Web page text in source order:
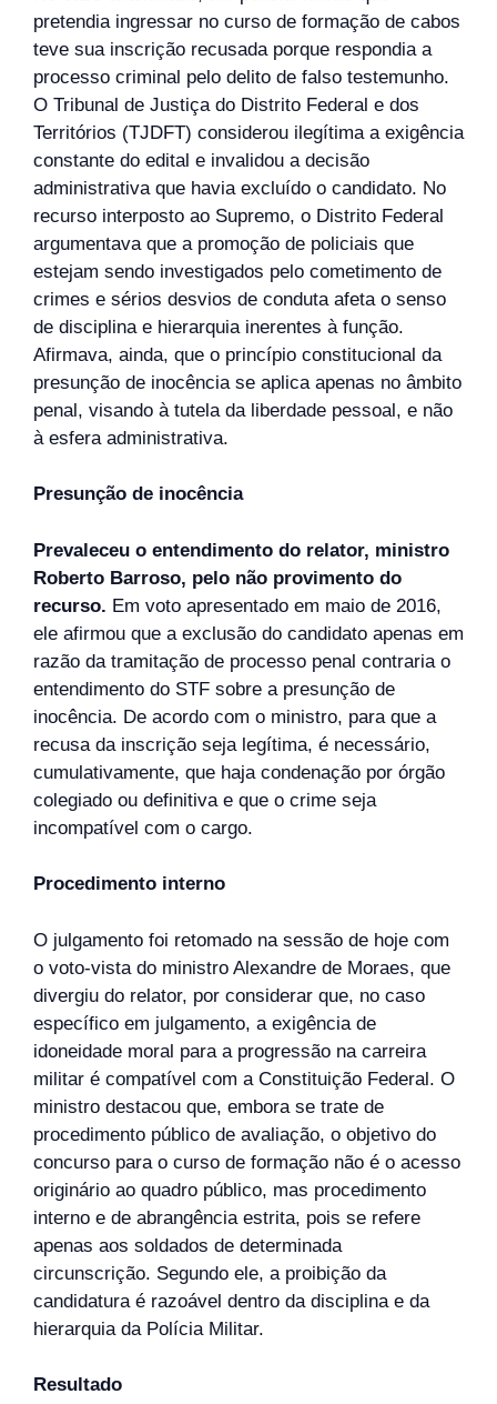
pretendia ingressar no curso de formação de cabos
teve sua inscrição recusada porque respondia a
processo criminal pelo delito de falso testemunho.
O Tribunal de Justiça do Distrito Federal e dos
Territórios (TJDFT) considerou ilegítima a exigência
constante do edital e invalidou a decisão
administrativa que havia excluído o candidato. No
recurso interposto ao Supremo, o Distrito Federal
argumentava que a promoção de policiais que
estejam sendo investigados pelo cometimento de
crimes e sérios desvios de conduta afeta o senso
de disciplina e hierarquia inerentes à função.
Afirmava, ainda, que o princípio constitucional da
presunção de inocência se aplica apenas no âmbito
penal, visando à tutela da liberdade pessoal, e não
à esfera administrativa.
Presunção de inocência
Prevaleceu o entendimento do relator, ministro
Roberto Barroso, pelo não provimento do
recurso. Em voto apresentado em maio de 2016,
ele afirmou que a exclusão do candidato apenas em
razão da tramitação de processo penal contraria o
entendimento do STF sobre a presunção de
inocência. De acordo com o ministro, para que a
recusa da inscrição seja legítima, é necessário,
cumulativamente, que haja condenação por órgão
colegiado ou definitiva e que o crime seja
incompatível com o cargo.
Procedimento interno
O julgamento foi retomado na sessão de hoje com
o voto-vista do ministro Alexandre de Moraes, que
divergiu do relator, por considerar que, no caso
específico em julgamento, a exigência de
idoneidade moral para a progressão na carreira
militar é compatível com a Constituição Federal. O
ministro destacou que, embora se trate de
procedimento público de avaliação, o objetivo do
concurso para o curso de formação não é o acesso
originário ao quadro público, mas procedimento
interno e de abrangência estrita, pois se refere
apenas aos soldados de determinada
circunscrição. Segundo ele, a proibição da
candidatura é razoável dentro da disciplina e da
hierarquia da Polícia Militar.
Resultado